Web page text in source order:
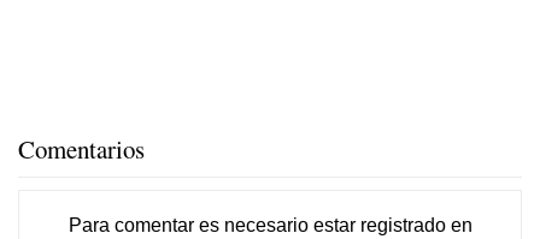
Comentarios
Para comentar es necesario estar registradoen